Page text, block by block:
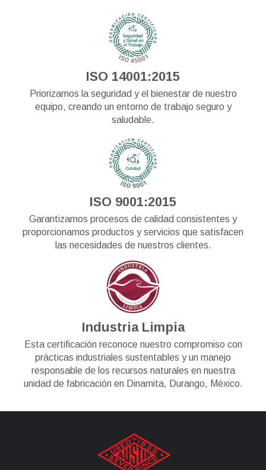
ISO 14001:2015
Priorizamos la seguridad y el bienestar de nuestro
equipo, creando un entorno de trabajo seguro y
saludable.
ISO 9001:2015
Garantizamos procesos de calidad consistentes y
proporcionamos productos y servicios que satisfacen
las necesidades de nuestros clientes.
Industria Limpia
Esta certificación reconoce nuestro compromiso con
prácticas industriales sustentables y un manejo
responsable de los recursos naturales en nuestra
unidad de fabricación en Dinamita, Durango, México.